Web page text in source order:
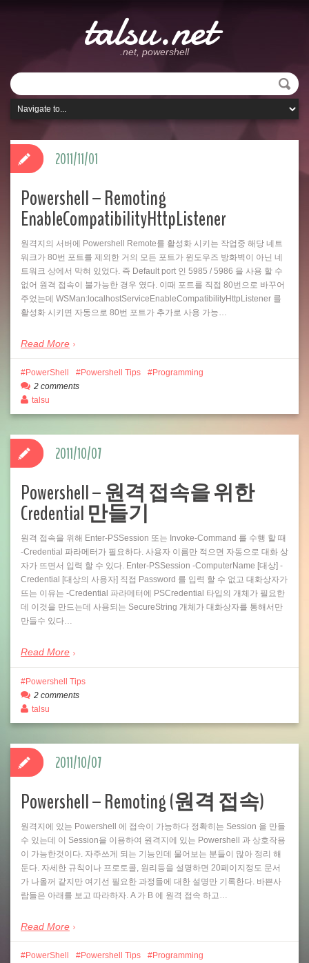
talsu.net
.net, powershell
Powershell – Remoting
EnableCompatibilityHttpListener
원격지의 서버에 Powershell Remote를 활성화 시키는 작업중 해당 네트
워크가 80번 포트를 제외한 거의 모든 포트가 윈도우즈 방화벽이 아닌 네
트워크 상에서 막혀 있었다. 즉 Default port 인 5985 / 5986 을 사용 할 수
없어 원격 접속이 불가능한 경우 였다. 이때 포트를 직접 80번으로 바꾸어
주었는데 WSMan:localhostServiceEnableCompatibilityHttpListener 를
활성화 시키면 자동으로 80번 포트가 추가로 사용 가능…
Read More
2011/11/01
PowerShell Powershell Tips
Programming
2 comments
talsu
Powershell – 원격 접속을 위한
Credential 만들기
원격 접속을 위해 Enter-PSSession 또는 Invoke-Command 를 수행 할 때
-Credential 파라메터가 필요하다. 사용자 이름만 적으면 자동으로 대화 상
자가 뜨면서 입력 할 수 있다. Enter-PSSession -ComputerName [대상] -
Credential [대상의 사용자] 직접 Password 를 입력 할 수 없고 대화상자가
뜨는 이유는 -Credential 파라메터에 PSCredential 타입의 개체가 필요한
데 이것을 만드는데 사용되는 SecureString 개체가 대화상자를 통해서만
만들수 있다…
Read More
2011/10/07
Powershell Tips
2 comments
talsu
Powershell – Remoting (원격 접속)
원격지에 있는 Powershell 에 접속이 가능하다 정확히는 Session 을 만들
수 있는데 이 Session을 이용하여 원격지에 있는 Powershell 과 상호작용
이 가능한것이다. 자주쓰게 되는 기능인데 물어보는 분들이 많아 정리 해
둔다. 자세한 규칙이나 프로토콜, 원리등을 설명하면 20페이지정도 문서
가 나올꺼 같지만 여기선 필요한 과정들에 대한 설명만 기록한다. 바쁜사
람들은 아래를 보고 따라하자. A 가 B 에 원격 접속 하고…
Read More
2011/10/07
PowerShell Powershell Tips
Programming